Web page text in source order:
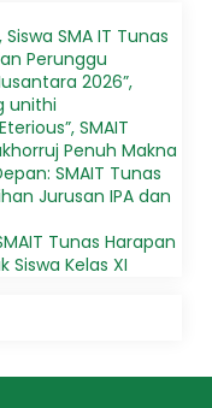
SMA IT Tunas
Perunggu
2026”,
unithi
SMAIT
Penuh Makna
SMAIT Tunas
Jurusan IPA dan
Tunas Harapan
Siswa Kelas XI